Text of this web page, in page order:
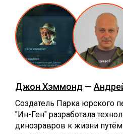
Джон Хэммонд —
Создатель Парка юрского
"Ин-Ген" разработала
динозравров к жизни